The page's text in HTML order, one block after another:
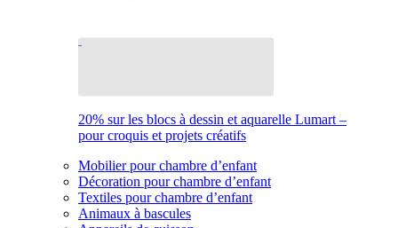
20% sur les blocs à dessin et aquarelle Lumart –
pour croquis et projets créatifs
Mobilier pour chambre d’enfant
Décoration pour chambre d’enfant
Textiles pour chambre d’enfant
Animaux à bascules